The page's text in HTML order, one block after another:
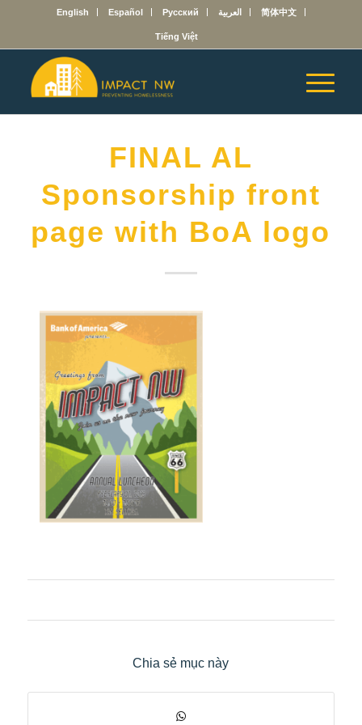
English Español Русский العربية 简体中文
Tiếng Việt
FINAL AL
Sponsorship front
page with BoA logo
Chia sẻ mục này